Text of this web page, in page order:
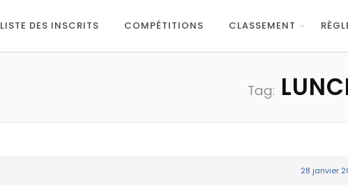
LISTE DES INSCRITS COMPÉTITIONS CLASSEMENT
Tag:
28 janvier